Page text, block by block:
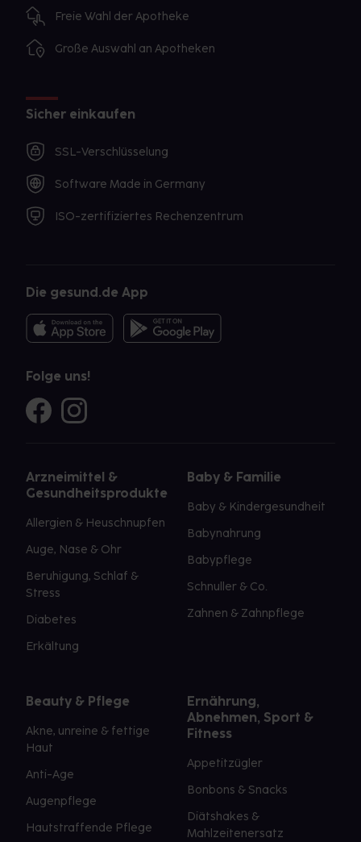
Freie Wahl der Apotheke
Große Auswahl an Apotheken
Sicher einkaufen
SSL-Verschlüsselung
Software Made in Germany
ISO-zertifiziertes Rechenzentrum
Die gesund.de App
Folge uns!
Arzneimittel &
Gesundheitsprodukte
Allergien & Heuschnupfen
Auge, Nase & Ohr
Beruhigung, Schlaf &
Stress
Diabetes
Erkältung
Baby & Familie
Baby & Kindergesundheit
Babynahrung
Babypflege
Schnuller & Co.
Zahnen & Zahnpflege
Beauty & Pflege
Akne, unreine & fettige
Haut
Anti-Age
Augenpflege
Hautstraffende Pflege
Ernährung,
Abnehmen, Sport &
Fitness
Appetitzügler
Bonbons & Snacks
Diätshakes &
Mahlzeitenersatz